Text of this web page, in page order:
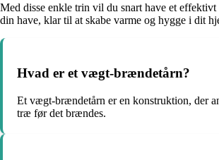
Med disse enkle trin vil du snart have et effektivt
din have, klar til at skabe varme og hygge i dit
Hvad er et vægt-brændetårn?
Et vægt-brændetårn er en konstruktion, der
træ før det brændes.